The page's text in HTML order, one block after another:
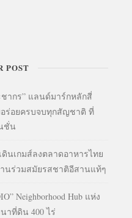
POST
ชากร” แลนด์มาร์กหลักสี่
ร่อยครบจบทุกสัญชาติ ที่
ชั่น
ดินเกมส์ลงตลาดอาหารไทย
นร่วมสมัยรสชาติอีสานแท้ๆ
Neighborhood Hub แห่ง
าที่ดิน 400 ไร่